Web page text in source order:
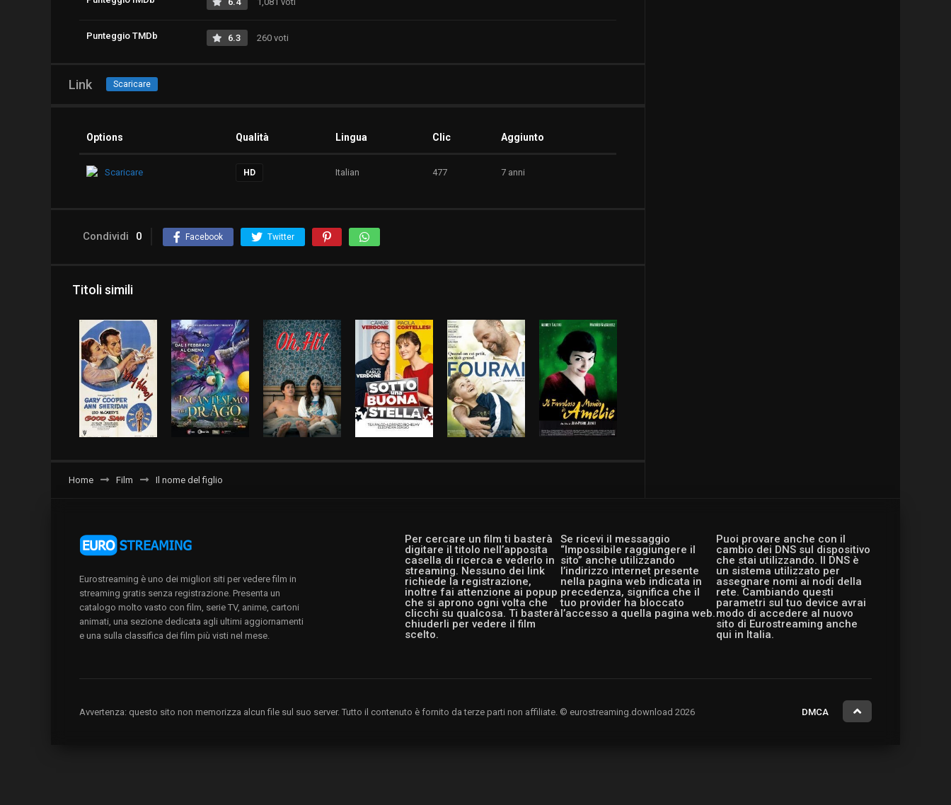
Punteggio TMDb 6.3 260 voti
Link Scaricare
Options Qualità Lingua Clic Aggiunto
Scaricare HD Italian 477 7 anni
Condividi 0 Facebook Twitter
Titoli simili
Home Film Il nome del figlio
Per cercare un film ti basterà
digitare il titolo nell’apposita
casella di ricerca e vederlo in
streaming. Nessuno dei link
richiede la registrazione,
inoltre fai attenzione ai popup
che si aprono ogni volta che
clicchi su qualcosa. Ti basterà
chiuderli per vedere il film
scelto.
Se ricevi il messaggio
“Impossibile raggiungere il
sito” anche utilizzando
l’indirizzo internet presente
nella pagina web indicata in
precedenza, significa che il
tuo provider ha bloccato
l’accesso a quella pagina web.
Puoi provare anche con il
cambio dei DNS sul dispositivo
che stai utilizzando. Il DNS è
un sistema utilizzato per
assegnare nomi ai nodi della
rete. Cambiando questi
parametri sul tuo device avrai
modo di accedere al nuovo
sito di Eurostreaming anche
qui in Italia.
Eurostreaming è uno dei migliori siti per vedere film in
streaming gratis senza registrazione. Presenta un
catalogo molto vasto con film, serie TV, anime, cartoni
animati, una sezione dedicata agli ultimi aggiornamenti
e una sulla classifica dei film più visti nel mese.
Avvertenza: questo sito non memorizza alcun file sul suo server. Tutto il contenuto è fornito da terze parti non affiliate. © eurostreaming.download 2026 DMCA